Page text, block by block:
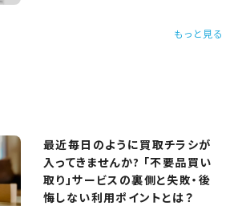
もっと見る
最近毎日のように買取チラシが
入ってきませんか? 「不要品買い
取り」サービスの裏側と失敗・後
悔しない利用ポイントとは？